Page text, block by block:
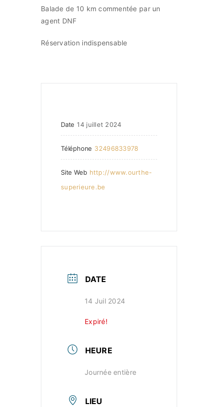
Balade de 10 km commentée par un
agent DNF
Réservation indispensable
Date 14 juillet 2024
Téléphone 32496833978
Site Web http://www.ourthe-
superieure.be
DATE
14 Juil 2024
Expiré!
HEURE
Journée entière
LIEU